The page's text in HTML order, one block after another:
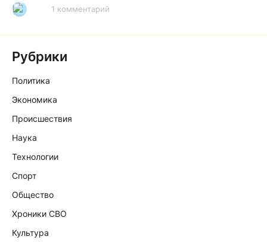
Р 1 комментарий
Рубрики
Политика
Экономика
Происшествия
Наука
Технологии
Спорт
Общество
Хроники СВО
Культура